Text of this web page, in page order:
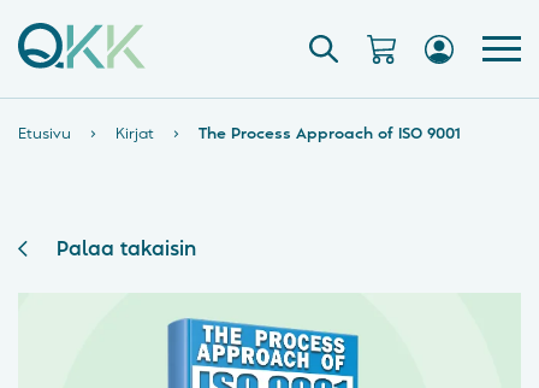
Etusivu › Kirjat › The Process Approach of ISO 9001
Palaa takaisin